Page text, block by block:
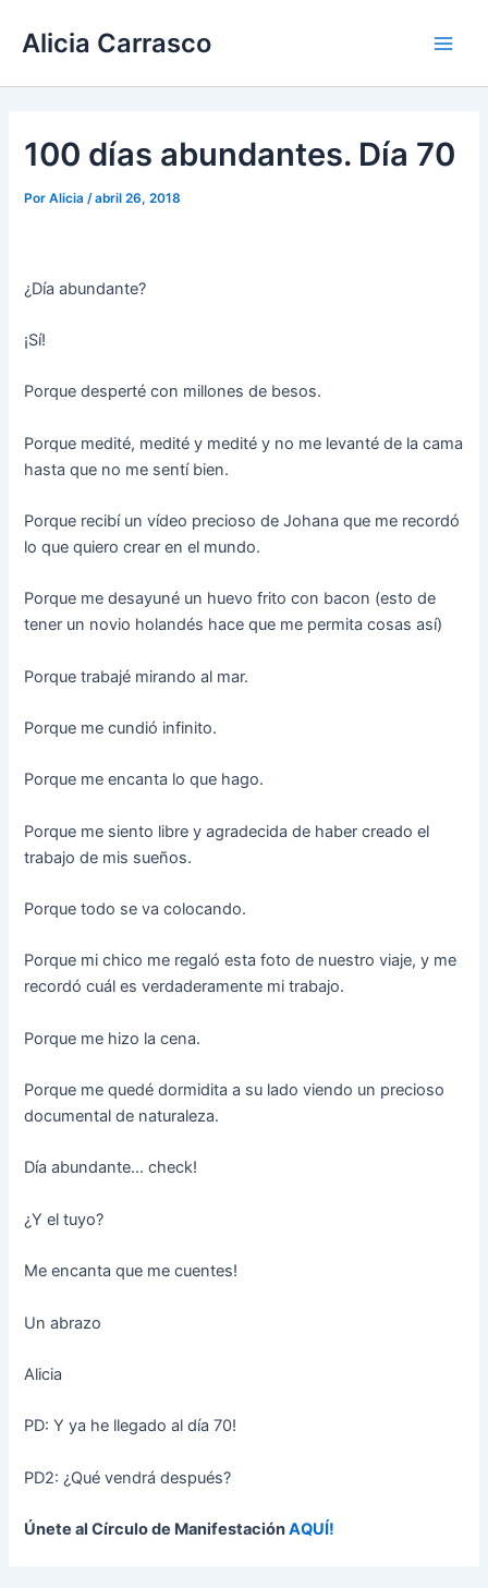
Alicia Carrasco
100 días abundantes. Día 70
PorAlicia /abril 26, 2018
¿Día abundante?
¡Sí!
Porque desperté con millones de besos.
Porque medité, medité y medité y no me levanté de la cama
hasta que no me sentí bien.
Porque recibí un vídeo precioso de Johana que me recordó
lo que quiero crear en el mundo.
Porque me desayuné un huevo frito con bacon (esto de
tener un novio holandés hace que me permita cosas así)
Porque trabajé mirando al mar.
Porque me cundió infinito.
Porque me encanta lo que hago.
Porque me siento libre y agradecida de haber creado el
trabajo de mis sueños.
Porque todo se va colocando.
Porque mi chico me regaló esta foto de nuestro viaje, y me
recordó cuál es verdaderamente mi trabajo.
Porque me hizo la cena.
Porque me quedé dormidita a su lado viendo un precioso
documental de naturaleza.
Día abundante… check!
¿Y el tuyo?
Me encanta que me cuentes!
Un abrazo
Alicia
PD: Y ya he llegado al día 70!
PD2: ¿Qué vendrá después?
Únete al Círculo de ManifestaciónAQUÍ!